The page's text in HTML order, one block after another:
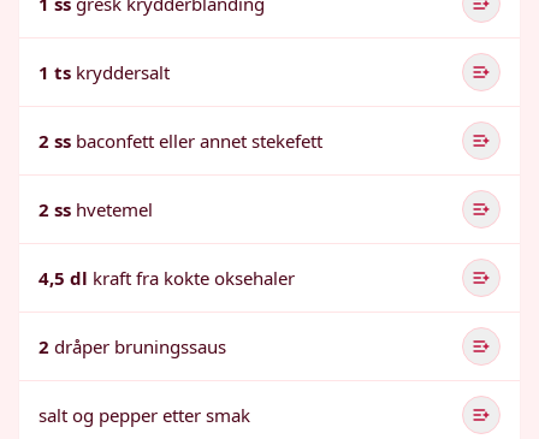
1 ts kryddersalt
2 ss baconfett eller annet stekefett
2 ss hvetemel
4,5 dl kraft fra kokte oksehaler
2 dråper bruningssaus
salt og pepper etter smak